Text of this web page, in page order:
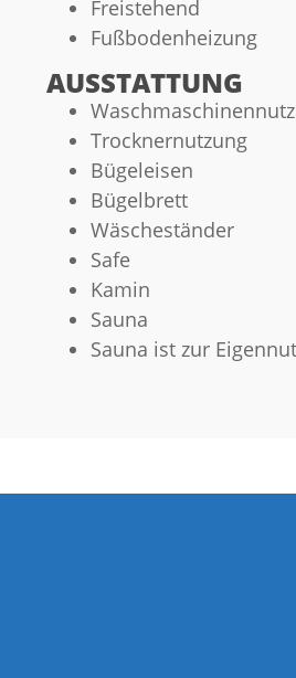
Freistehend
Fußbodenheizung
AUSSTATTUNG
Trocknernutzung
Bügeleisen
Bügelbrett
Wäscheständer
Safe
Kamin
Sauna
Sauna ist zur